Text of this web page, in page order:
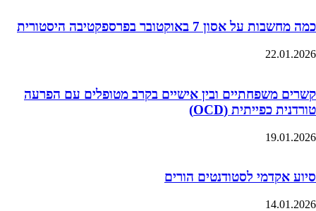
כמה מחשבות על אסון 7 באוקטובר בפרספקטיבה היסטורית
22.01.2026
קשרים משפחתיים ובין אישיים בקרב מטופלים עם הפרעה
טורדנית כפייתית (OCD)
19.01.2026
סיוע אקדמי לסטודנטים הורים
14.01.2026